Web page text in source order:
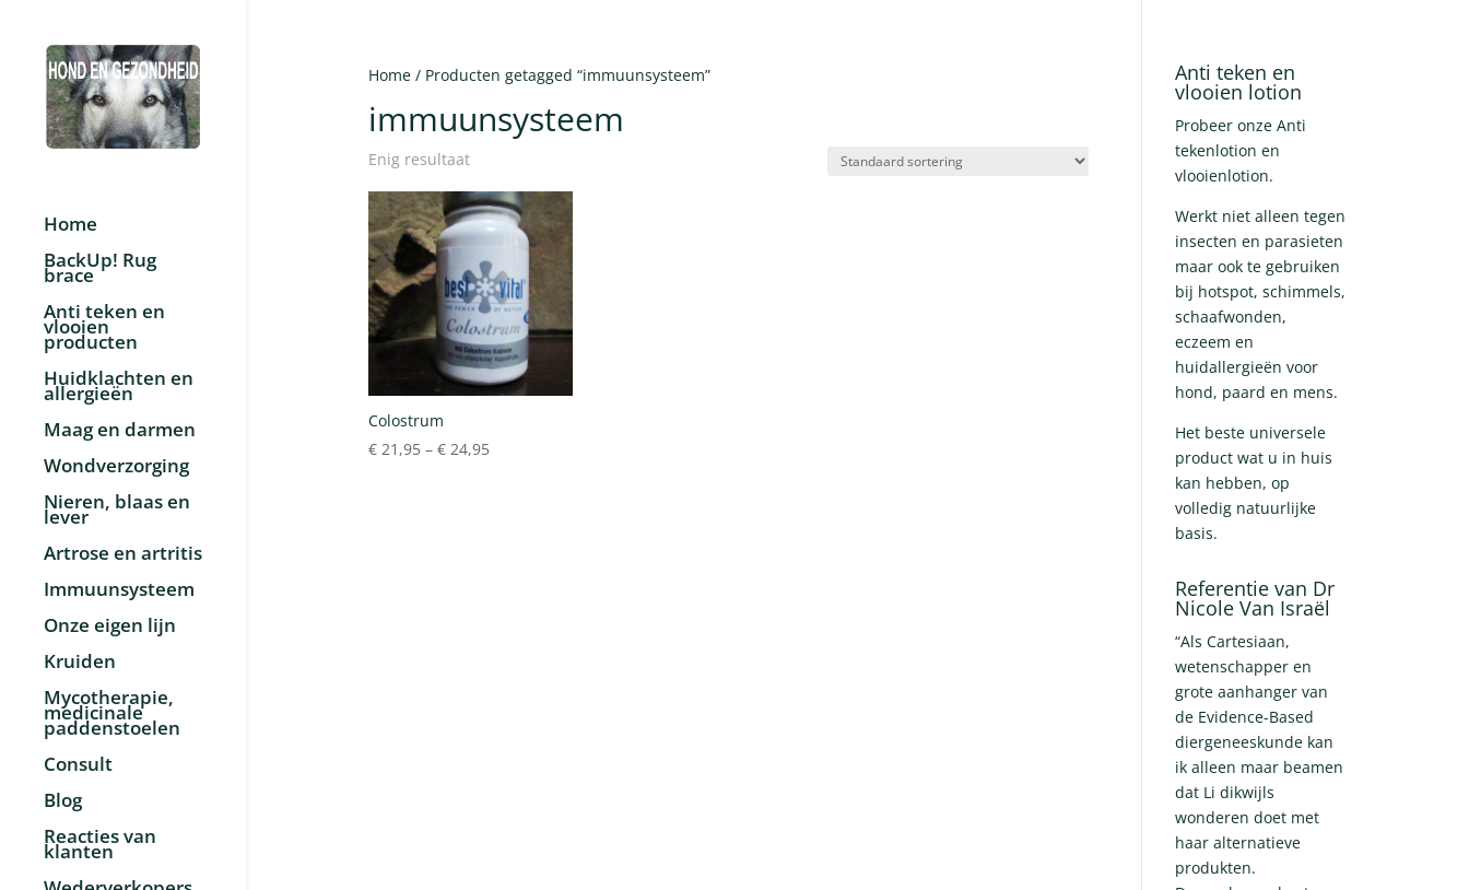
Home
BackUp! Rug
brace
Anti teken en
vlooien
producten
Huidklachten en
allergieën
Maag en darmen
Wondverzorging
Nieren, blaas en
lever
Artrose en artritis
Immuunsysteem
Onze eigen lijn
Kruiden
Mycotherapie,
medicinale
paddenstoelen
Consult
Blog
Reacties van
klanten
Home/ Producten getagged “immuunsysteem”
immuunsysteem
Enig resultaat
Colostrum
€21,95– €24,95
Anti teken en
vlooien lotion
Probeer onze Anti
tekenlotion en
vlooienlotion.
Werkt niet alleen tegen
insecten en parasieten
maar ook te gebruiken
bij hotspot, schimmels,
schaafwonden,
eczeem en
huidallergieën voor
hond, paard en mens.
Het beste universele
product wat u in huis
kan hebben, op
volledig natuurlijke
basis.
Referentie van Dr
Nicole Van Israël
“Als Cartesiaan,
wetenschapper en
grote aanhanger van
de Evidence-Based
diergeneeskunde kan
ik alleen maar beamen
dat Li dikwijls
wonderen doet met
haar alternatieve
produkten.